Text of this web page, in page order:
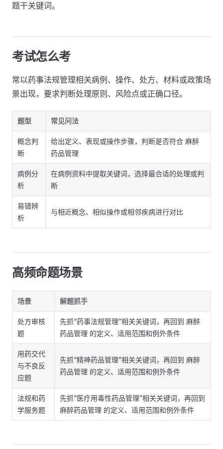
题干关键词。
考试怎么考
常以药事法规管理相关病例、操作、处方、材料或政策场
景出现，要求判断处理原则、风险点或正确口径。
题型 常见问法
概念判
断
给出定义、表现或操作步骤，判断是否符合 麻醉
药品管理
病例分
析
在病例资料中提取关键词，选择最合适的处理或判
断
易错辨
析
与相近概念、相似操作或相邻疾病进行对比
高频命题场景
场景 解题抓手
处方审核
题
先抓“药事法规管理”相关关键词，再回到 麻醉
药品管理 的定义、适用范围和例外条件
用药交代
与不良反
应题
先抓“精神药品管理”相关关键词，再回到 麻醉
药品管理 的定义、适用范围和例外条件
法规和药
学服务题
先抓“医疗用毒性药品管理”相关关键词，再回到
麻醉药品管理 的定义、适用范围和例外条件